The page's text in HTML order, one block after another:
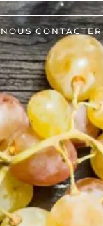
NOUS CONTACTER